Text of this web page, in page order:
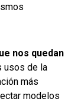
nos quedan
usos de la
más
modelos